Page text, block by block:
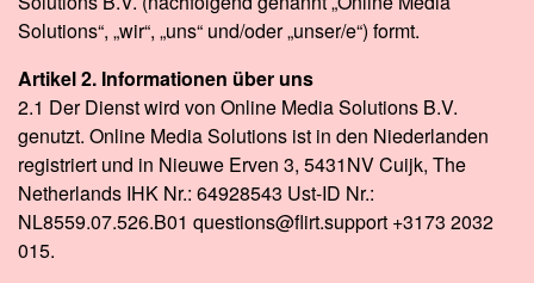
Solutions“, „wir“, „uns“ und/oder „unser/e“) formt.
Artikel 2. Informationen über uns
2.1 Der Dienst wird von Online Media Solutions B.V.
genutzt. Online Media Solutions ist in den Niederlanden
registriert und in Nieuwe Erven 3, 5431NV Cuijk, The
Netherlands IHK Nr.: 64928543 Ust-ID Nr.:
NL8559.07.526.B01 questions@flirt.support +3173 2032
015.